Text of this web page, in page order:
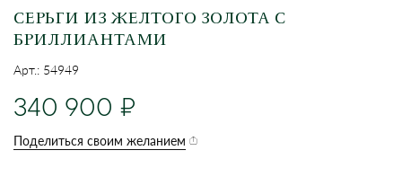
СЕРЬГИ ИЗ ЖЕЛТОГО ЗОЛОТА С
БРИЛЛИАНТАМИ
Арт.: 54949
340 900
Поделиться своим желанием